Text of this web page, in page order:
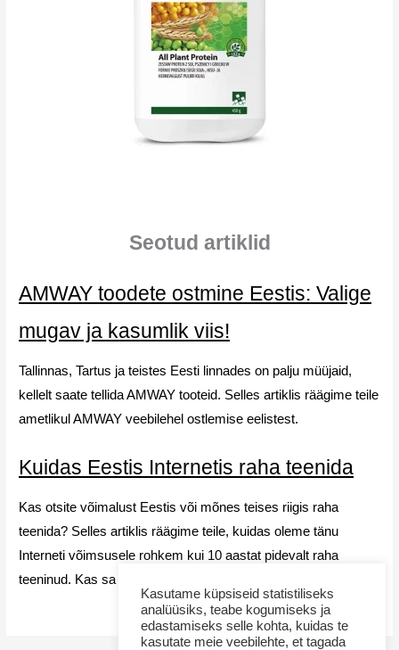
Seotud artiklid
AMWAY toodete ostmine Eestis: Valige
mugav ja kasumlik viis!
Tallinnas, Tartus ja teistes Eesti linnades on palju müüjaid,
kellelt saate tellida AMWAY tooteid. Selles artiklis räägime teile
ametlikul AMWAY veebilehel ostlemise eelistest.
Kuidas Eestis Internetis raha teenida
Kas otsite võimalust Eestis või mõnes teises riigis raha
teenida? Selles artiklis räägime teile, kuidas oleme tänu
Interneti võimsusele rohkem kui 10 aastat pidevalt raha
teeninud. Kas sa tahaksid sama teha? Uuri lähemalt!
Kasutame küpsiseid statistiliseks
analüüsiks, teabe kogumiseks ja
edastamiseks selle kohta, kuidas te
kasutate meie veebilehte, et tagada